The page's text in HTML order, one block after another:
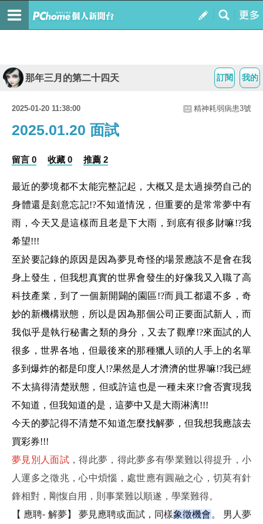
我的
訂閱
那年三月的第二十四天
2025-01-20 11:38:00 精神耗弱病患3號
2025.01.20 面試
留言 0 收藏 0 推薦 2
最近的夢境都不太能完整記起，大概又是太過操勞自己的
身體還是刻意忘記!?不知道情況，但重要的是常常夢中有
雨，今天又是這樣而且老是下大雨，到底有很多財嘛!?我
希望!!!
至於要記錄的原因是因為夢見奇怪的場景應該不是會在我
身上發生，但我想真實的世界會發生的好像我又入職了高
科技產業，到了一個新開闢的園區!?而員工都還不多，奇
妙的新機構狀態，所以是因為那個公司正要面試新人，而
我似乎是執行秘書之類的身分，又去了觀摩!?來面試的人
很多，世界各地，但最後來的那種獵人頭的人手上的名單
多到爆炸的都是印度人!?果然是人才濟濟的世界嘛!?我已經
不太搞得清楚狀態，但或許這也是一種未來!?會否實現我
不知道，但我知道的是，這夢中又是大雨淋漓!!!
今天的夢記得不清楚不知道怎麼找解夢，但我想我應該去
買彩券!!!
夢見別人面試 ，得此夢，得此夢多有學業難以得提升，小
人運多之徵兆，心中煩惱，處世應有圓融之心，切莫有針
鋒相對，剛愎自用，則事業難以順遂，學業難得。
【 應聘- 解夢】 夢見應聘或面試，同樣象徵機會 。 男人夢